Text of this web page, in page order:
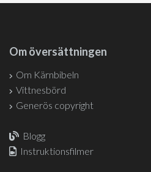
Om översättningen
Om Kärnbibeln
Vittnesbörd
Generös copyright
Blogg
Instruktionsfilmer